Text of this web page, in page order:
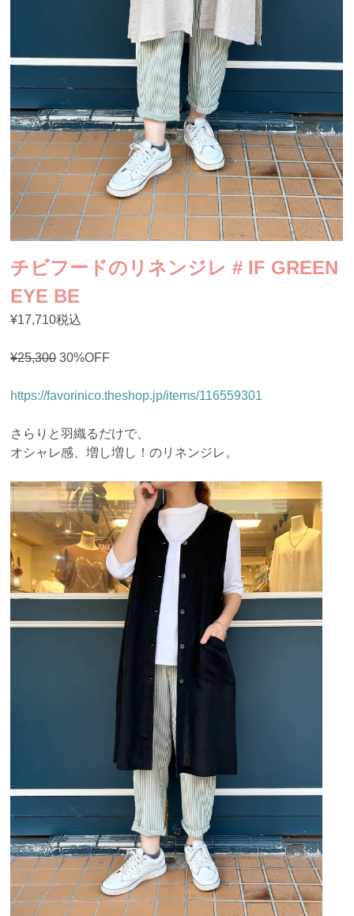
チビフードのリネンジレ # IF GREEN
EYE BE
¥17,710税込
¥25,30030%OFF
https://favorinico.theshop.jp/items/116559301
さらりと羽織るだけで、
オシャレ感、増し増し！のリネンジレ。